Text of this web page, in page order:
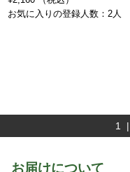
お気に入りの登録人数：2人
1 |